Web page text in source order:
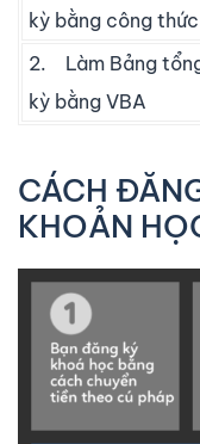
kỳ bằng công thức
2. Làm Bảng
kỳ bằng VBA
CÁCH
KHOẢN